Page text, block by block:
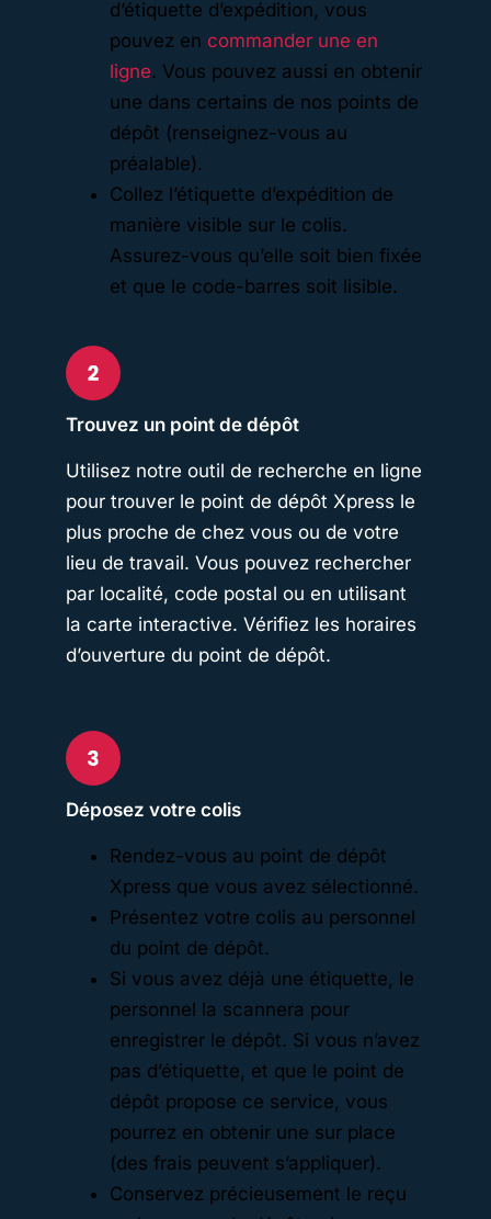
d’étiquette d’expédition, vous
pouvez en commander une en
ligne. Vous pouvez aussi en obtenir
une dans certains de nos points de
dépôt (renseignez-vous au
préalable).
Collez l’étiquette d’expédition de
manière visible sur le colis.
Assurez-vous qu’elle soit bien fixée
et que le code-barres soit lisible.
Trouvez un point de dépôt
Utilisez notre outil de recherche en ligne
pour trouver le point de dépôt Xpress le
plus proche de chez vous ou de votre
lieu de travail. Vous pouvez rechercher
par localité, code postal ou en utilisant
la carte interactive. Vérifiez les horaires
d’ouverture du point de dépôt.
Déposez votre colis
Rendez-vous au point de dépôt
Xpress que vous avez sélectionné.
Présentez votre colis au personnel
du point de dépôt.
Si vous avez déjà une étiquette, le
personnel la scannera pour
enregistrer le dépôt. Si vous n’avez
pas d’étiquette, et que le point de
dépôt propose ce service, vous
pourrez en obtenir une sur place
(des frais peuvent s’appliquer).
Conservez précieusement le reçu